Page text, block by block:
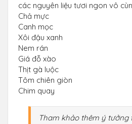
các nguyên liệu tươi ngon vô
Chả mực
Canh mọc
Xôi đậu xanh
Nem rán
Giá đỗ xào
Thịt gà luộc
Tôm chiên giòn
Chim quay
Tham khảo thêm ý tưởng